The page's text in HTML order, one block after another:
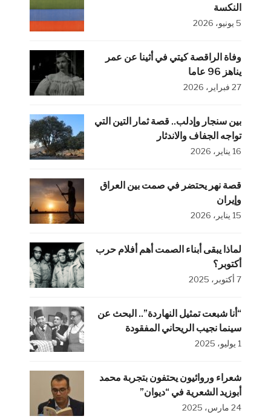
النكسة
5 يونيو، 2026
وفاة الراقصة كيتي في أثينا عن عمر
يناهز 96 عاما
27 فبراير، 2026
بين سنجار وإدلب.. قصة ثمار التين التي
تواجه الجفاف والاندثار
16 يناير، 2026
قصة نهر يحتضر في صمت بين العراق
وإيران
15 يناير، 2026
لماذا يبقى أبناء الصمت أهم أفلام حرب
أكتوبر؟
7 أكتوبر، 2025
“أنا شبعت تمثيل النهاردة”.. البحث عن
سينما نجيب الريحاني المفقودة
1 يوليو، 2025
شعراء وروائيون يحتفون بتجربة محمد
أبوزيد الشعرية في “ديوان”
24 مارس، 2025